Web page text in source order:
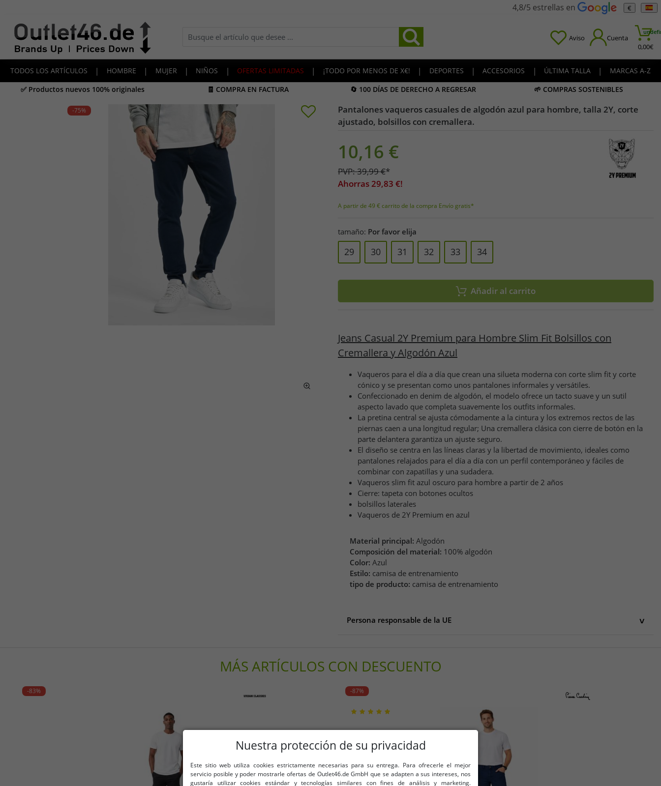
4,8/5 estrellas en €
Aviso Cuenta
0,00€
TODOS LOS ARTÍCULOS | HOMBRE | MUJER | NIÑOS | OFERTAS LIMITADAS | ¡TODO POR MENOS DE X€! | DEPORTES | ACCESORIOS | ÚLTIMA TALLA |
MARCAS A-Z
✅ Productos nuevos 100% originales
🧾 COMPRA EN FACTURA 🔄 100 DÍAS DE DERECHO A REGRESAR 🌱 COMPRAS SOSTENIBLES
-75%
Pantalones vaqueros casuales de algodón azul para hombre, talla 2Y, corte
ajustado, bolsillos con cremallera.
10,16 €
PVP:39,99€*
Ahorras29,83 €!
A partir de 49 € carrito de la compra Envío gratis*
tamaño: Por favor elija
29 30 31 32 33 34
Añadir al carrito
Jeans Casual 2Y Premium para Hombre Slim Fit Bolsillos con
Cremallera y Algodón Azul
Vaqueros para el día a día que crean una silueta moderna con corte slim fit y corte
cónico y se presentan como unos pantalones informales y versátiles.
Confeccionado en denim de algodón, el modelo ofrece un tacto suave y un sutil
aspecto lavado que completa suavemente los outfits informales.
La pretina central se ajusta cómodamente a la cintura y los extremos rectos de las
piernas caen a una longitud regular; Una cremallera clásica con cierre de botón en la
parte delantera garantiza un ajuste seguro.
El diseño se centra en las líneas claras y la libertad de movimiento, ideales como
pantalones relajados para el día a día con un perfil contemporáneo y fáciles de
combinar con zapatillas y una sudadera.
Vaqueros slim fit azul oscuro para hombre a partir de 2 años
Cierre: tapeta con botones ocultos
bolsillos laterales
Vaqueros de 2Y Premium en azul
Material principal: Algodón
Composición del material: 100% algodón
Color: Azul
Estilo: camisa de entrenamiento
tipo de producto: camisa de entrenamiento
Persona responsable de la UE
Hollefeldstraße 16
48282 Emsdetten
info@2y-studios.com
MÁS ARTÍCULOS CON DESCUENTO
-83% -87%
Nuestra protección de su privacidad
Este sitio web utiliza cookies estrictamente necesarias para su entrega. Para ofrecerle el mejor
servicio posible y poder mostrarle ofertas de Outlet46.de GmbH que se adapten a sus intereses, nos
gustaría utilizar cookies estándar y tecnologías similares con fines de análisis y marketing.